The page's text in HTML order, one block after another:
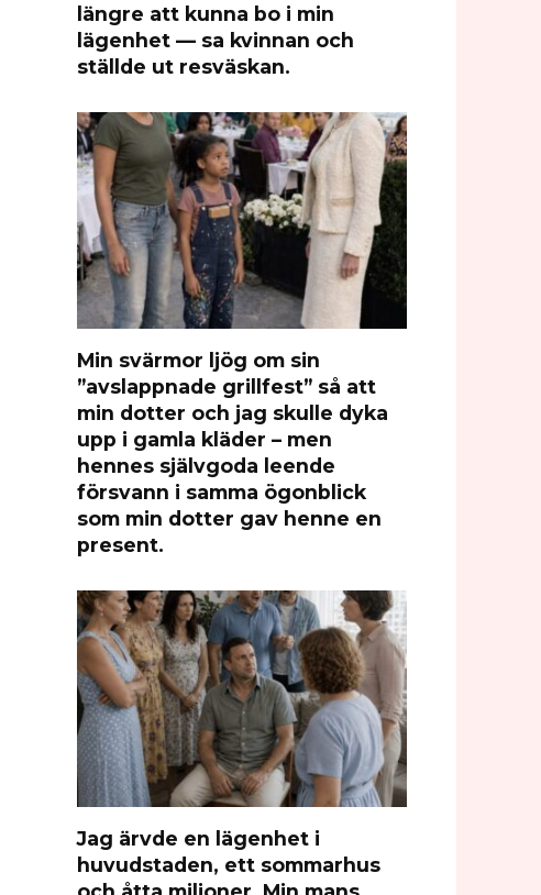
längre att kunna bo i min
lägenhet — sa kvinnan och
ställde ut resväskan.
Min svärmor ljög om sin
”avslappnade grillfest” så att
min dotter och jag skulle dyka
upp i gamla kläder – men
hennes självgoda leende
försvann i samma ögonblick
som min dotter gav henne en
present.
Jag ärvde en lägenhet i
huvudstaden, ett sommarhus